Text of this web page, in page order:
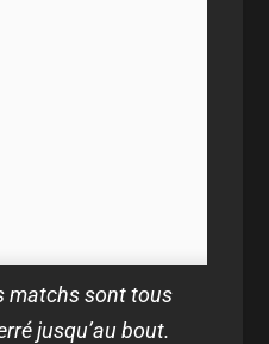
matchs sont tous
jusqu’au bout.